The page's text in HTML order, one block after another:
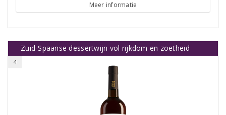
Meer informatie
Zuid-Spaanse dessertwijn vol rijkdom en zoetheid
4